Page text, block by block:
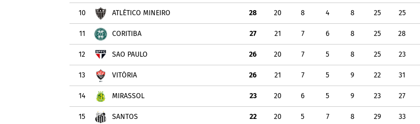
10 ATLÉTICO MINEIRO 28 20 8 4 8 25 25
11 CORITIBA 27 21 7 6 8 25 28
12 SÃO PAULO 26 20 7 5 8 25 23
13 VITÓRIA 26 21 7 5 9 22 31
14 MIRASSOL 23 20 6 5 9 23 27
15 SANTOS 22 20 5 7 8 29 33